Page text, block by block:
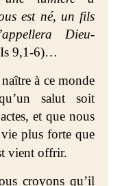
est né, un fils
Dieu-
9,1-6)…
à ce monde
salut soit
et que nous
vie plus forte que
vient offrir.
croyons qu’il